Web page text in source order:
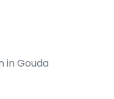
in Gouda